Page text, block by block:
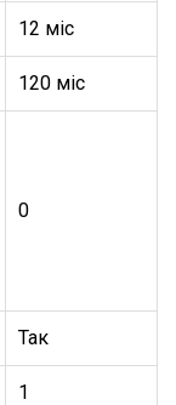
12 міс
120 міс
0
Так
1